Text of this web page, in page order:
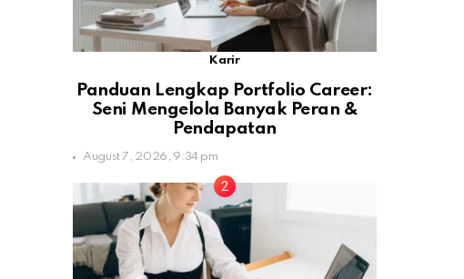
Karir
Panduan Lengkap Portfolio Career:
Seni Mengelola Banyak Peran &
Pendapatan
August 7, 2026, 9:34 pm